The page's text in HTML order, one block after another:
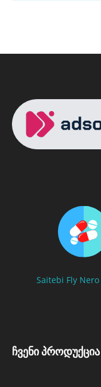
Saitebi Fly Nero
ჩვენი პროდუქცია